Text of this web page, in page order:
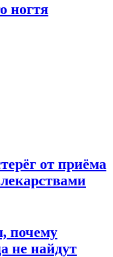
ногтя
от приёма
почему
не найдут